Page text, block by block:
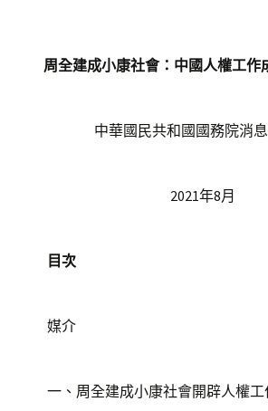
周全建成小康社會：中國人權工作
中華國民共和國國務院消
2021年8月
目次
媒介
一、周全建成小康社會開辟人權工